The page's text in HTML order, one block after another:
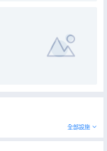
全部設施